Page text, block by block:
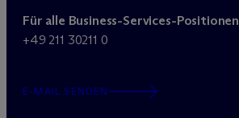
Für alle Business-Services-Positionen
+49 211 30211 0
E-MAIL SENDEN